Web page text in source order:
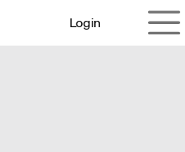
Login